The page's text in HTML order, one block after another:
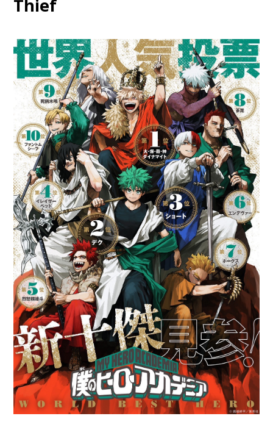
antes de que finalice este
2023.
Thief